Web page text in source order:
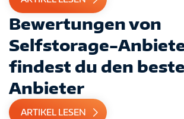
Bewertungen von
Selfstorage-
findest du den
Anbieter
ARTIKEL LESEN